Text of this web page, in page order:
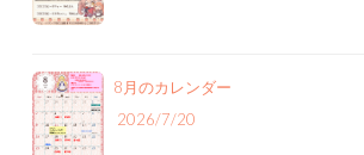
8月のカレンダー
2026/7/20